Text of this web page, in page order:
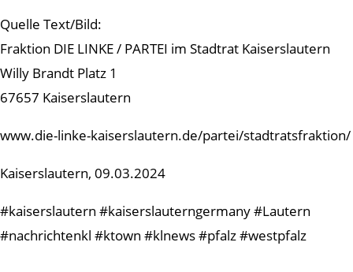
Quelle Text/Bild:
Fraktion DIE LINKE / PARTEI im Stadtrat Kaiserslautern
Willy Brandt Platz 1
67657 Kaiserslautern
www.die-linke-kaiserslautern.de/partei/stadtratsfraktion/
Kaiserslautern, 09.03.2024
#kaiserslautern #kaiserslauterngermany #Lautern
#nachrichtenkl #ktown #klnews #pfalz #westpfalz